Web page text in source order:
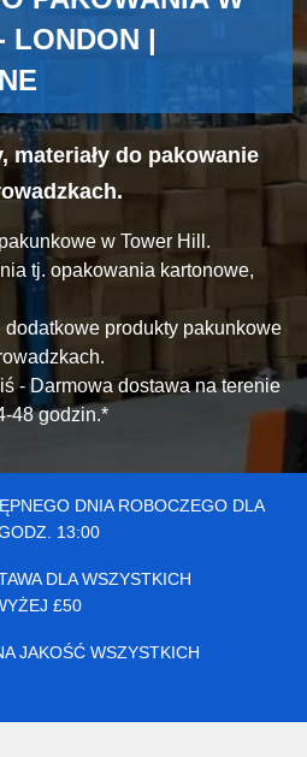
LONDON |
materiały do pakowanie
w Tower Hill.
tj. opakowania kartonowe,
produkty pakunkowe
- Darmowa dostawa na terenie
48 godzin.*
DNIA ROBOCZEGO DLA
13:00
DLA WSZYSTKICH
£50
JAKOŚĆ WSZYSTKICH